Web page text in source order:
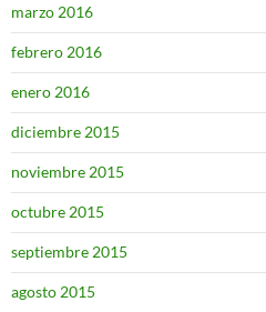
marzo 2016
febrero 2016
enero 2016
diciembre 2015
noviembre 2015
octubre 2015
septiembre 2015
agosto 2015